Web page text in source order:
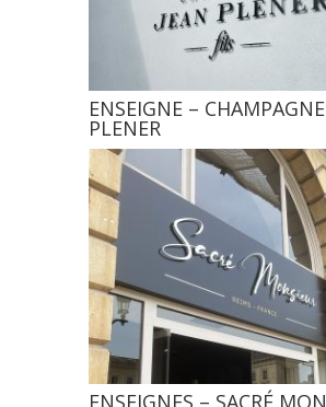
ENSEIGNE –
PLENER
ENSEIGNES – SACRÉ